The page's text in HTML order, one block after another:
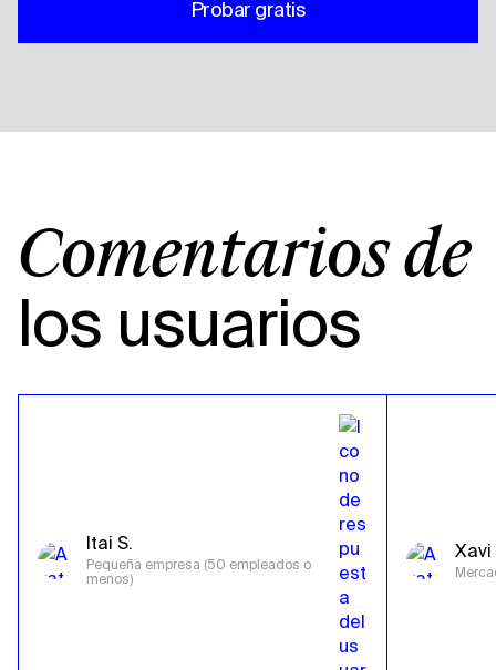
Probar gratis
Comentarios de
los usuarios
Itai S.
Pequeña empresa (50 empleados o
menos)
Xavi